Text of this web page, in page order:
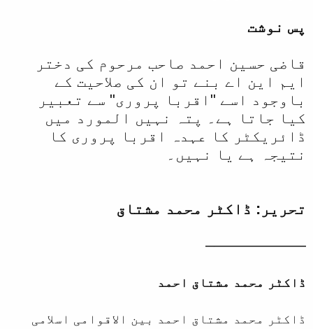
پس نوشت
قاضی حسین احمد صاحب مرحوم کی دختر
ایم این اے بنے تو ان کی صلاحیت کے
باوجود اسے "اقربا پروری" سے تعبیر
کیا جاتا ہے۔ پتہ نہیں المورد میں
ڈائریکٹر کا عہدہ اقربا پروری کا
نتیجہ ہے یا نہیں۔
تحریر: ڈاکٹر محمد مشتاق
——————–
ڈاکٹر محمد مشتاق احمد
ڈاکٹر محمد مشتاق احمد بین الاقوامی اسلامی